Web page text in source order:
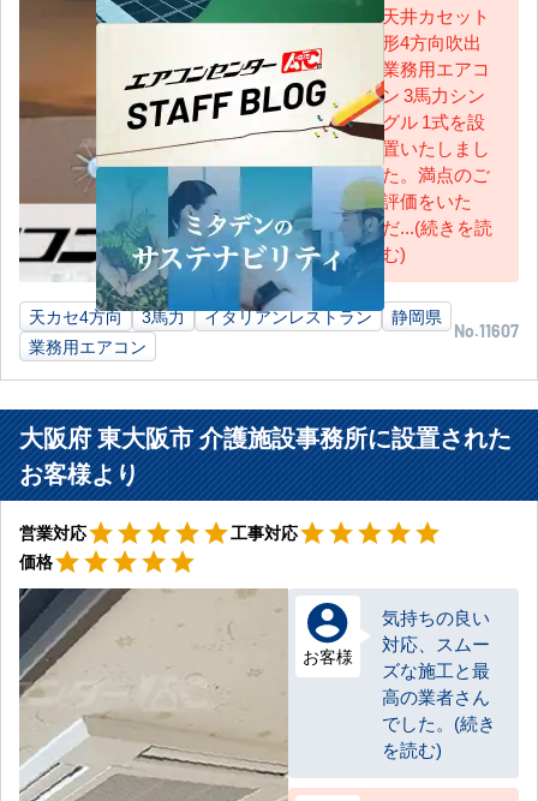
AC担当
天井カセット
形4方向吹出
業務用エアコ
ン 3馬力シン
グル 1式を設
置いたしまし
た。満点のご
評価をいた
だ...(続きを読
む)
天カセ4方向 3馬力 イタリアンレストラン
静岡県
業務用エアコン
No.11607
大阪府 東大阪市 介護施設事務所に設置された
お客様より
営業対応 星5
starstarstarstarstar工事対応 星5
starstarstarstarstar
価格 星5
starstarstarstarstar
お客様
気持ちの良い
対応、スムー
ズな施工と最
高の業者さん
でした。(続き
を読む)